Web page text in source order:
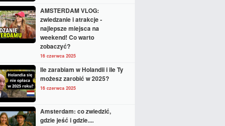
AMSTERDAM VLOG:
zwiedzanie i atrakcje -
najlepsze miejsca na
weekend! Co warto
zobaczyć?
16 czerwca 2025
Ile zarabiam w Holandii i ile Ty
możesz zarobić w 2025?
16 czerwca 2025
Amsterdam: co zwiedzić,
gdzie jeść i gdzie....